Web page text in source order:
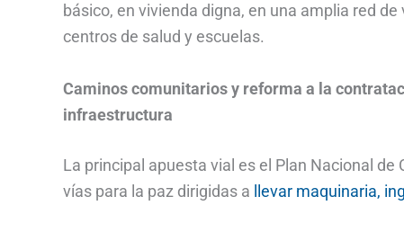
básico, en vivienda digna, en una amplia red
centros de salud y escuelas.
Caminos comunitarios y reforma a la
infraestructura
La principal apuesta vial es el Plan Nacional
vías para la paz dirigidas a
llevar maquinaria,